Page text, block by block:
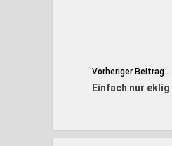
Vorheriger Beitrag...
Einfach nur eklig